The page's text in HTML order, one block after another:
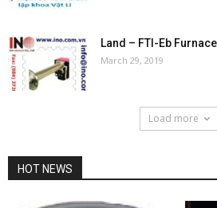
Land – FTI-Eb
March 29, 2019
Load more
HOT NEWS